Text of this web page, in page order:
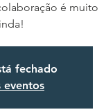
é muito
fechado
eventos